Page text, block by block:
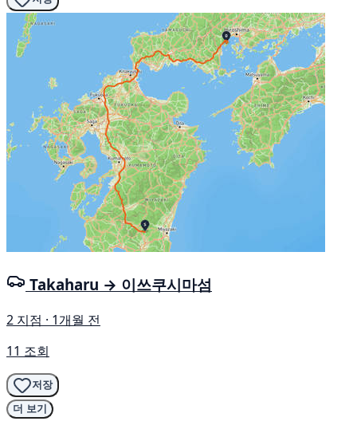
Takaharu → 이쓰쿠시마섬
2 지점 · 1개월 전
11 조회
저장
더 보기